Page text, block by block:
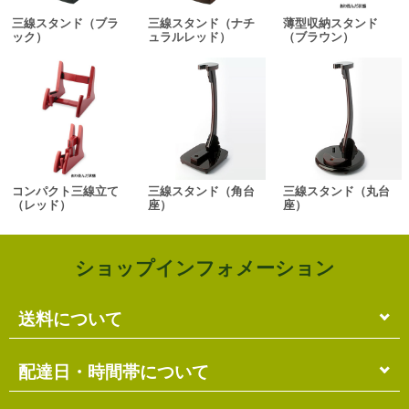
三線スタンド（ブラ
ック）
三線スタンド（ナチ
ュラルレッド）
薄型収納スタンド
（ブラウン）
コンパクト三線立て
（レッド）
三線スタンド（角台
座）
三線スタンド（丸台
座）
ショップインフォメーション
送料について
単品のみの場合
各商品に記載の送料となります。
配達日・時間帯について